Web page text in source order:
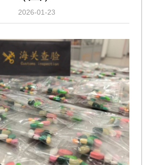
2026-01-23